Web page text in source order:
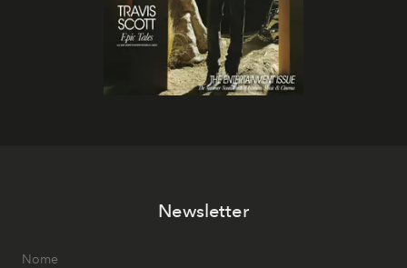
Newsletter